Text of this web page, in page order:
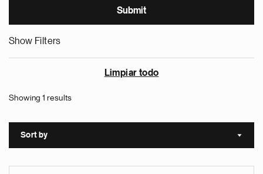
Show Filters
Limpiar todo
Showing 1 results
Sort by Sort